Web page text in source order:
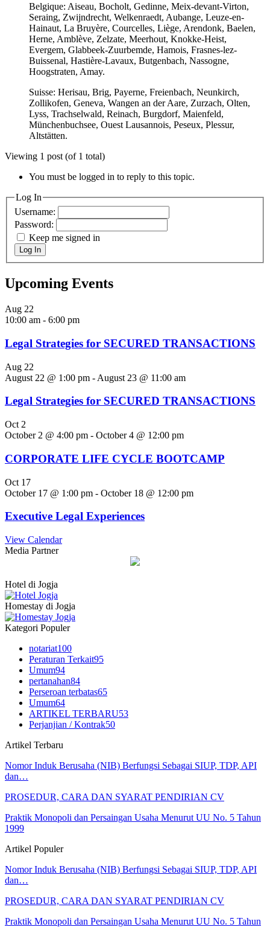
Belgique: Aiseau, Bocholt, Gedinne, Meix-devant-Virton,
Seraing, Zwijndrecht, Welkenraedt, Aubange, Leuze-en-
Hainaut, La Bruyère, Courcelles, Liège, Arendonk, Baelen,
Herne, Amblève, Zelzate, Meerhout, Knokke-Heist,
Evergem, Glabbeek-Zuurbemde, Hamois, Frasnes-lez-
Buissenal, Hastière-Lavaux, Butgenbach, Nassogne,
Hoogstraten, Amay.
Suisse: Herisau, Brig, Payerne, Freienbach, Neunkirch,
Zollikofen, Geneva, Wangen an der Aare, Zurzach, Olten,
Lyss, Trachselwald, Reinach, Burgdorf, Maienfeld,
Münchenbuchsee, Ouest Lausannois, Peseux, Plessur,
Altstätten.
Viewing 1 post (of 1 total)
You must be logged in to reply to this topic.
Log In
Username:
Password:
Keep me signed in
Log In
Upcoming Events
Aug 22
10:00 am - 6:00 pm
Legal Strategies for SECURED TRANSACTIONS
Aug 22
August 22 @ 1:00 pm - August 23 @ 11:00 am
Legal Strategies for SECURED TRANSACTIONS
Oct 2
October 2 @ 4:00 pm - October 4 @ 12:00 pm
CORPORATE LIFE CYCLE BOOTCAMP
Oct 17
October 17 @ 1:00 pm - October 18 @ 12:00 pm
Executive Legal Experiences
View Calendar
Media Partner
Hotel di Jogja
Homestay di Jogja
Kategori Populer
notariat100
Peraturan Terkait95
Umum94
pertanahan84
Perseroan terbatas65
Umum64
ARTIKEL TERBARU53
Perjanjian / Kontrak50
Artikel Terbaru
Nomor Induk Berusaha (NIB) Berfungsi Sebagai SIUP, TDP, API
dan…
PROSEDUR, CARA DAN SYARAT PENDIRIAN CV
Praktik Monopoli dan Persaingan Usaha Menurut UU No. 5 Tahun
1999
Artikel Populer
Nomor Induk Berusaha (NIB) Berfungsi Sebagai SIUP, TDP, API
dan…
PROSEDUR, CARA DAN SYARAT PENDIRIAN CV
Praktik Monopoli dan Persaingan Usaha Menurut UU No. 5 Tahun